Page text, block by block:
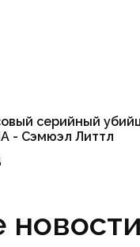
серийный
- Сэмюэл Литтл